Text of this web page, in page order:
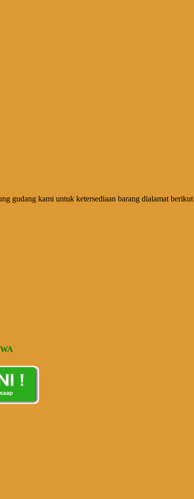
gudang kami untuk ketersediaan barang dialamat
WA